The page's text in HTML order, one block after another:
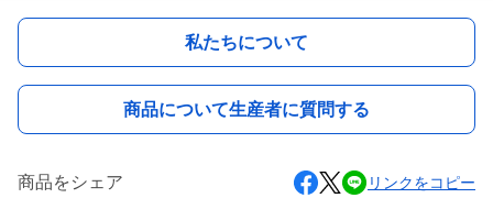
私たちについて
商品について生産者に質問する
商品をシェア リンクをコピー